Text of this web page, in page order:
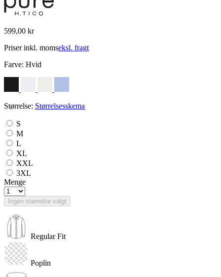
599,00 kr
Priser inkl. momseksl. fragt
Farve: Hvid
Størrelse: Størrelsesskema
S
M
L
XL
XXL
3XL
Menge
Ingen størrelse valgt
Regular Fit
Poplin